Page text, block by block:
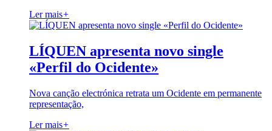
Ler mais+
LÍQUEN apresenta novo single
«Perfil do Ocidente»
Nova canção electrónica retrata um Ocidente em permanente
representação,
Ler mais+